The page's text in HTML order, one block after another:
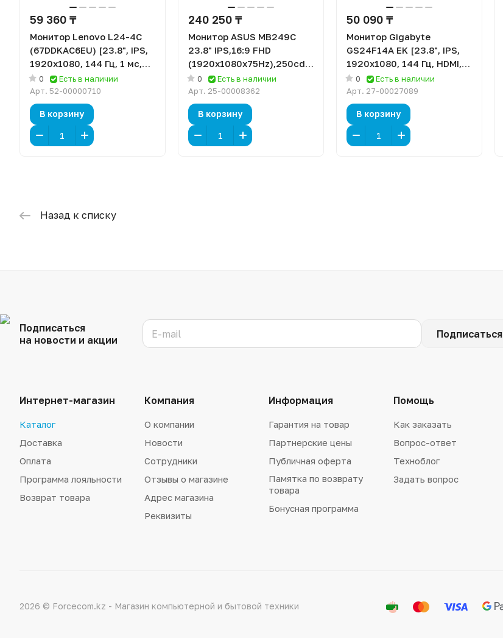
59 360 ₸
Монитор Lenovo L24-4C
(67DDKAC6EU) [23.8", IPS,
1920x1080, 144 Гц, 1 мс,
HDMI, VGA (D-Sub)]
0
Есть в наличии
Арт. 52-00000710
В корзину
240 250 ₸
Монитор ASUS MB249C
23.8" IPS,16:9 FHD
(1920x1080x75Hz),250cd/m2,1k:1,178/178,5ms,HDMI,USB-
C,1Wx2
0
Есть в наличии
Арт. 25-00008362
В корзину
50 090 ₸
Монитор Gigabyte
GS24F14A EK [23.8", IPS,
1920x1080, 144 Гц, HDMI,
DisplayPort]
0
Есть в наличии
Арт. 27-00027089
В корзину
Назад к списку
Подписаться
на новости и акции
Подписаться
Интернет-магазин
Каталог
Доставка
Оплата
Программа лояльности
Возврат товара
Компания
О компании
Новости
Сотрудники
Отзывы о магазине
Адрес магазина
Реквизиты
Информация
Гарантия на товар
Партнерские цены
Публичная оферта
Памятка по возврату
товара
Бонусная программа
Помощь
Как заказать
Вопрос-ответ
Техноблог
Задать вопрос
2026 © Forcecom.kz - Магазин компьютерной и бытовой техники